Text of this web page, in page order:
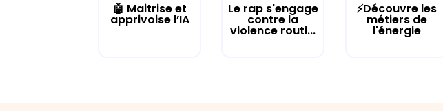
🤖 Maitrise et
apprivoise l’IA
Le rap s'engage
contre la
violence routi...
⚡Découvre les
métiers de
l'énergie